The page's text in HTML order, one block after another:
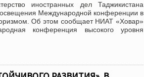
иностранных дел Таджикистана
Международной конференции в
Об этом сообщает НИАТ «Ховар»
конференция высокого уровня